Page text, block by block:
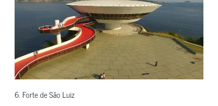
6. Forte de São Luiz